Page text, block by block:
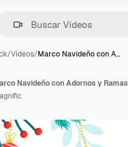
/Vídeos/Marco Navideño con A…
Navideño con Adornos y Ramas